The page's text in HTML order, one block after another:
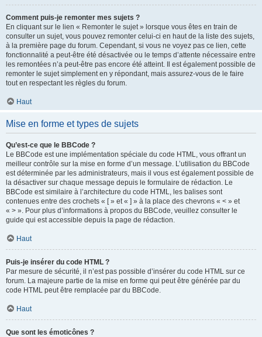
Comment puis-je remonter mes sujets ?
En cliquant sur le lien « Remonter le sujet » lorsque vous êtes en train de
consulter un sujet, vous pouvez remonter celui-ci en haut de la liste des sujets,
à la première page du forum. Cependant, si vous ne voyez pas ce lien, cette
fonctionnalité a peut-être été désactivée ou le temps d’attente nécessaire entre
les remontées n’a peut-être pas encore été atteint. Il est également possible de
remonter le sujet simplement en y répondant, mais assurez-vous de le faire
tout en respectant les règles du forum.
Haut
Mise en forme et types de sujets
Qu’est-ce que le BBCode ?
Le BBCode est une implémentation spéciale du code HTML, vous offrant un
meilleur contrôle sur la mise en forme d’un message. L’utilisation du BBCode
est déterminée par les administrateurs, mais il vous est également possible de
la désactiver sur chaque message depuis le formulaire de rédaction. Le
BBCode est similaire à l’architecture du code HTML, les balises sont
contenues entre des crochets « [ » et « ] » à la place des chevrons « < » et
« > ». Pour plus d’informations à propos du BBCode, veuillez consulter le
guide qui est accessible depuis la page de rédaction.
Haut
Puis-je insérer du code HTML ?
Par mesure de sécurité, il n’est pas possible d’insérer du code HTML sur ce
forum. La majeure partie de la mise en forme qui peut être générée par du
code HTML peut être remplacée par du BBCode.
Haut
Que sont les émoticônes ?